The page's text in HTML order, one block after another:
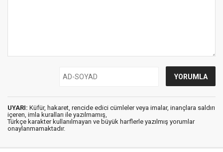
UYARI: Küfür, hakaret, rencide edici cümleler veya imalar, inançlara saldırı
içeren, imla kuralları ile yazılmamış,
Türkçe karakter kullanılmayan ve büyük harflerle yazılmış yorumlar
onaylanmamaktadır.